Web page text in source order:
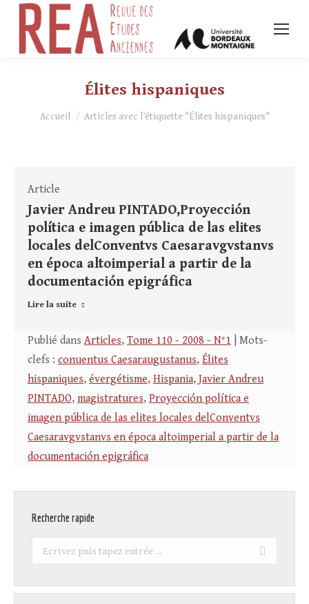
Élites hispaniques
Vous êtes ici :
Accueil Articles avec l’étiquette "Élites hispaniques"
Article
Javier Andreu PINTADO,Proyección
política e imagen pública de las elites
locales delConventvs Caesaravgvstanvs
en época altoimperial a partir de la
documentación epigráfica
Lire la suite
Publié dans Articles, Tome 110 - 2008 - N°1 | Mots-
clefs : conuentus Caesaraugustanus, Élites
hispaniques, évergétisme, Hispania, Javier Andreu
PINTADO, magistratures, Proyección política e
imagen pública de las elites locales delConventvs
Caesaravgvstanvs en época altoimperial a partir de la
documentación epigráfica
Recherche rapide
Recherche